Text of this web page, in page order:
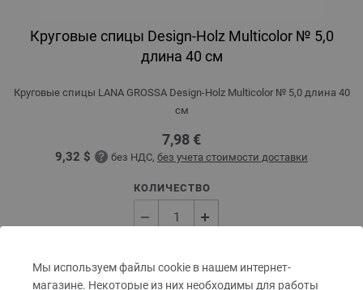
Мы используем файлы cookie в нашем интернет-
магазине. Некоторые из них необходимы для работы
Круговые спицы Design-Holz Multicolor № 5,0
длина 40 см
Круговые спицы LANA GROSSA Design-Holz Multicolor № 5,0 длина 40
см
7,98 €
9,32 $ без НДС, без учета стоимости доставки
КОЛИЧЕСТВО
В КОРЗИНУ